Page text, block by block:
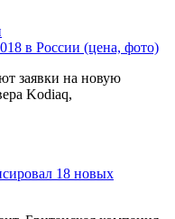
в России (цена, фото)
заявки на новую
Kodiaq,
18 новых